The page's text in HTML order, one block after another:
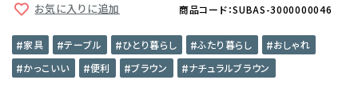
お気に入りに追加 商品コード：SUBAS-3000000046
家具 テーブル ひとり暮らし ふたり暮らし
おしゃれ
かっこいい
便利 ブラウン ナチュラルブラウン